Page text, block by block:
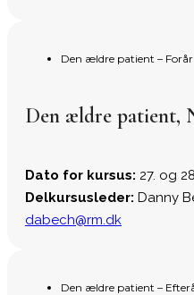
Den ældre patient – Forår
Den ældre patient,
Dato for kursus: 27. og
Delkursusleder: Danny
dabech@rm.dk
Den ældre patient –